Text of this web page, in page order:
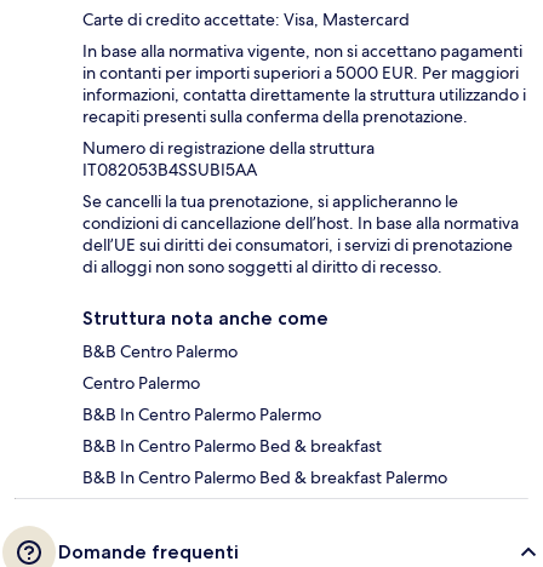
Carte di credito accettate: Visa, Mastercard
In base alla normativa vigente, non si accettano pagamenti
in contanti per importi superiori a 5000 EUR. Per maggiori
informazioni, contatta direttamente la struttura utilizzando i
recapiti presenti sulla conferma della prenotazione.
Numero di registrazione della struttura
IT082053B4SSUBI5AA
Se cancelli la tua prenotazione, si applicheranno le
condizioni di cancellazione dell’host. In base alla normativa
dell’UE sui diritti dei consumatori, i servizi di prenotazione
di alloggi non sono soggetti al diritto di recesso.
Struttura nota anche come
B&B Centro Palermo
Centro Palermo
B&B In Centro Palermo Palermo
B&B In Centro Palermo Bed & breakfast
B&B In Centro Palermo Bed & breakfast Palermo
Domande frequenti